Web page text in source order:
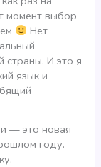
момент выбор
Нет
страны. И это я
язык и
— это новая
году.